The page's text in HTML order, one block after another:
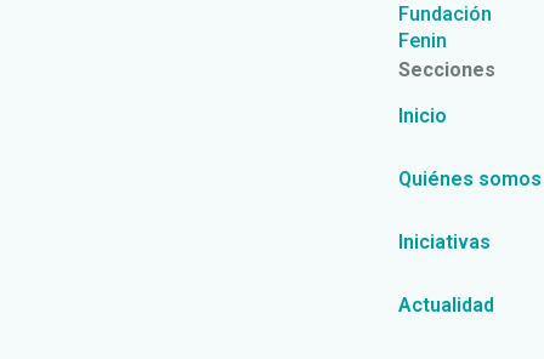
Fundación
Fenin
Secciones
Inicio
Quiénes somos
Iniciativas
Actualidad